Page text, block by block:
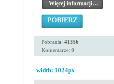
Więcej informacji…
POBIERZ
Pobrania: 41356
Komentarze: 0
width: 1024px